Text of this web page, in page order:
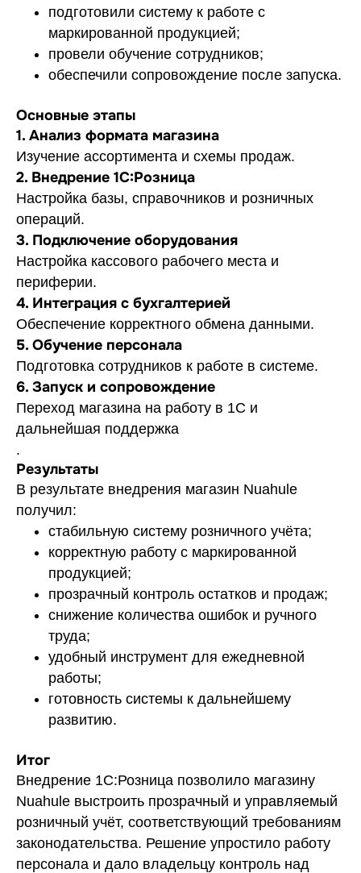
подготовили систему к работе с
маркированной продукцией;
провели обучение сотрудников;
обеспечили сопровождение после запуска.
Основные этапы
1. Анализ формата магазина
Изучение ассортимента и схемы продаж.
2. Внедрение 1С:Розница
Настройка базы, справочников и розничных
операций.
3. Подключение оборудования
Настройка кассового рабочего места и
периферии.
4. Интеграция с бухгалтерией
Обеспечение корректного обмена данными.
5. Обучение персонала
Подготовка сотрудников к работе в системе.
6. Запуск и сопровождение
Переход магазина на работу в 1С и
дальнейшая поддержка
.
Результаты
В результате внедрения магазин Nuahule
получил:
стабильную систему розничного учёта;
корректную работу с маркированной
продукцией;
прозрачный контроль остатков и продаж;
снижение количества ошибок и ручного
труда;
удобный инструмент для ежедневной
работы;
готовность системы к дальнейшему
развитию.
Итог
Внедрение 1С:Розница позволило магазину
Nuahule выстроить прозрачный и управляемый
розничный учёт, соответствующий требованиям
законодательства. Решение упростило работу
персонала и дало владельцу контроль над